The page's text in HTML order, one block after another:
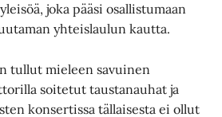
joka pääsi osallistumaan
yhteislaulun kautta.
tullut mieleen savuinen
soitetut taustanauhat ja
konsertissa tällaisesta ei ollut